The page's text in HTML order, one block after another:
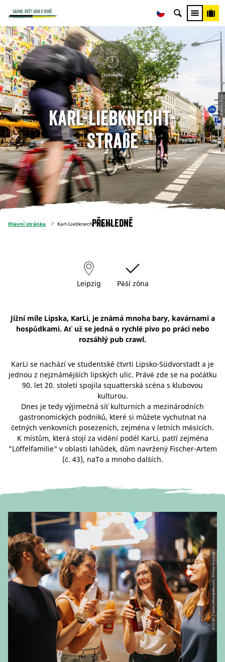
© Robin Kunz
Otevřeno
Karl-Liebknecht-
Straße
Hlavní stránka Karl-Liebknecht-StraßePřehledně
Leipzig Pěší zóna
Jižní míle Lipska, KarLi, je známá mnoha bary, kavárnami a
hospůdkami. Ať už se jedná o rychlé pivo po práci nebo
rozsáhlý pub crawl.
KarLi se nachází ve studentské čtvrti Lipsko-Südvorstadt a je
jednou z nejznámějších lipských ulic. Právě zde se na počátku
90. let 20. století spojila squatterská scéna s klubovou
kulturou.
Dnes je tedy výjimečná síť kulturních a mezinárodních
gastronomických podniků, které si můžete vychutnat na
četných venkovních posezeních, zejména v letních měsících.
K místům, která stojí za vidění podél KarLi, patří zejména
"Löffelfamilie" v oblasti lahůdek, dům navržený Fischer-Artem
(č. 43), naTo a mnoho dalších.
© CC-BY | www.pkfotografie.com, Philipp Kirschner